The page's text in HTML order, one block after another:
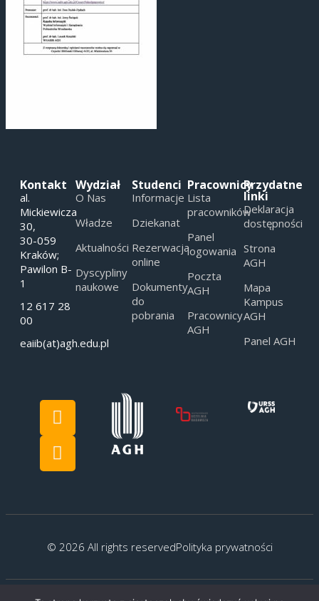
Kontakt
al.
Mickiewicza
30,
30-059
Kraków;
Pawilon B-
1
12 617 28
00
eaiib(at)agh.edu.pl
Wydział
O Nas
Władze
Aktualności
Dyscypliny
naukowe
Studenci
Informacje
Dziekanat
Rezerwacja
online
Dokumenty
do
pobrania
Pracownicy
Lista
pracowników
Panel
logowania
Poczta
AGH
Pracownicy
AGH
Przydatne
linki
Deklaracja
dostępności
Strona
AGH
Mapa
Kampus
AGH
Panel AGH
© 2026 All rights reservedPolityka prywatności